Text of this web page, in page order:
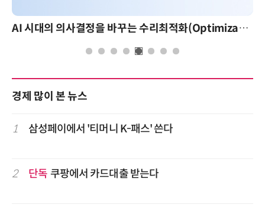
AI 핀옵스 실전 세미나: 폭증하는 AI 토큰 비용 관리 전략
경제 많이 본 뉴스
1 삼성페이에서 '티머니 K-패스' 쓴다
2 단독 쿠팡에서 카드대출 받는다